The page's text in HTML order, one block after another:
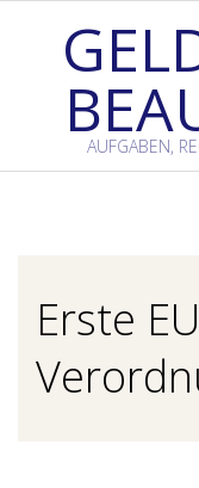
AUFGABEN,
Erste